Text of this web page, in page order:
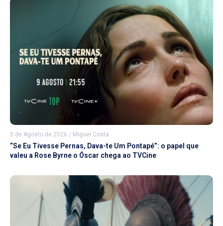
5 de Agosto de 2026 / Miguel Costa
“Se Eu Tivesse Pernas, Dava-te Um Pontapé”: o papel que
valeu a Rose Byrne o Óscar chega ao TVCine